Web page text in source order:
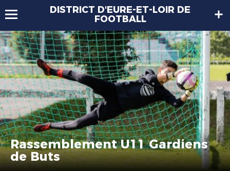
DISTRICT D'EURE-ET-LOIR DE
FOOTBALL
Rassemblement U11 Gardiens
de Buts